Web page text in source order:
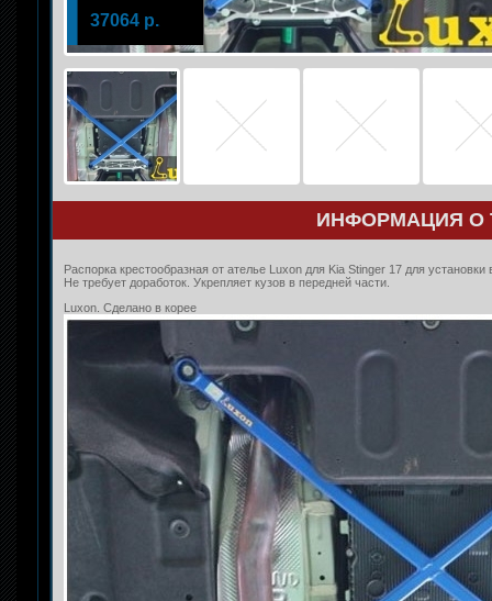
37064 р.
ИНФОРМАЦИЯ О
Распорка крестообразная от ателье Luxon для Kia Stinger 17 для
Не требует доработок. Укрепляет кузов в передней части.
Luxon. Сделано в корее